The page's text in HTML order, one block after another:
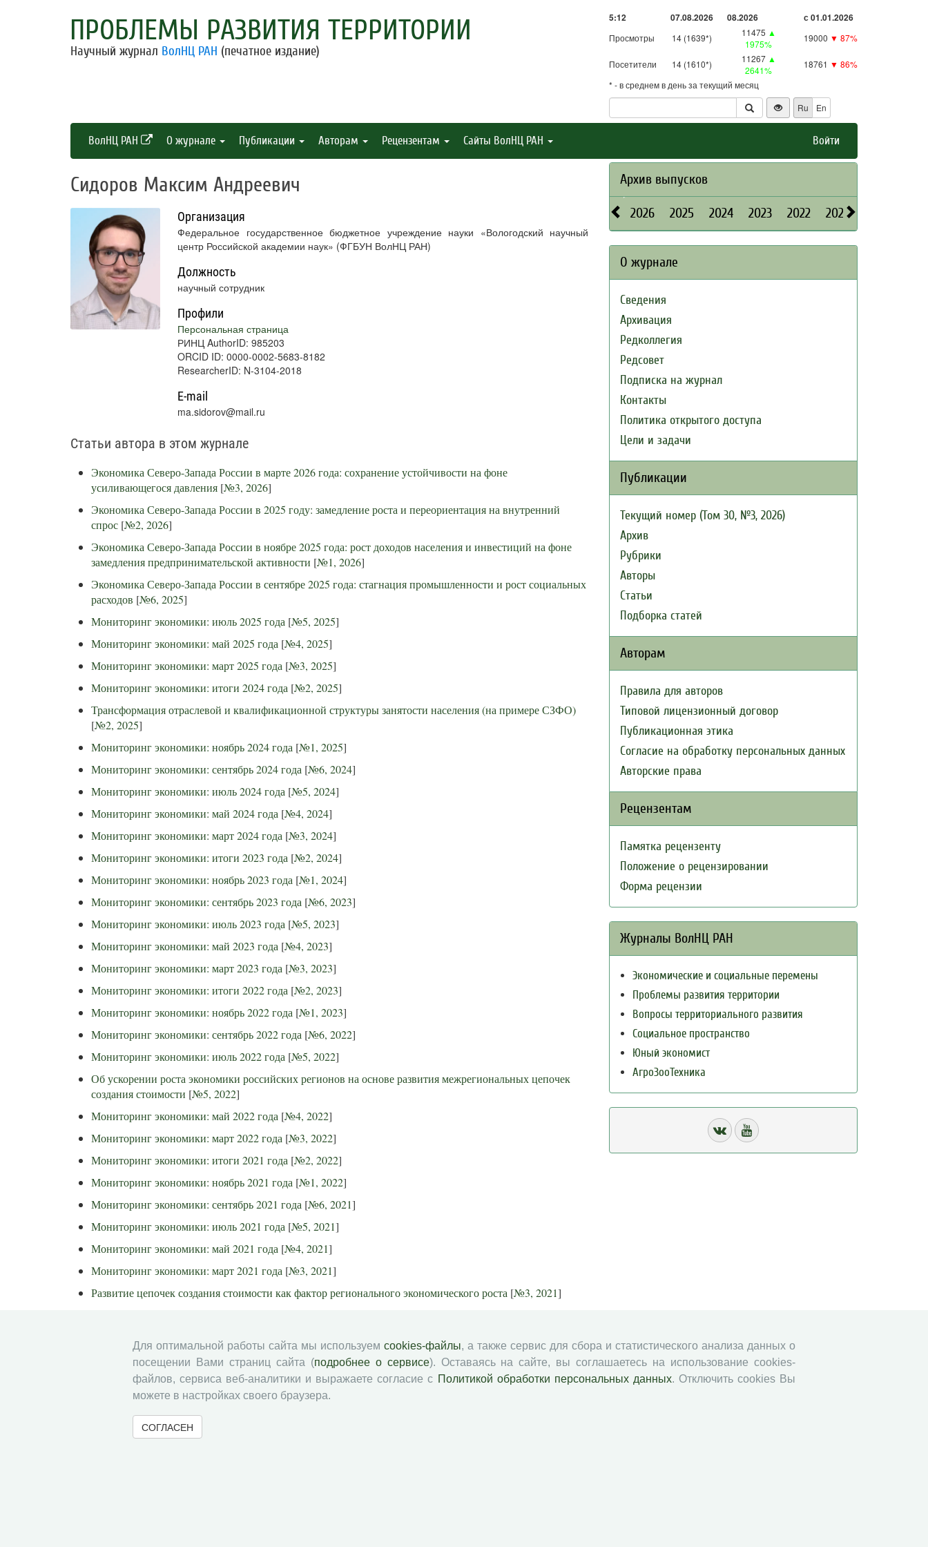
ПРОБЛЕМЫ РАЗВИТИЯ ТЕРРИТОРИИ
Научный журнал ВолНЦ РАН (печатное издание)
5:12 07.08.2026 08.2026 с 01.01.2026
Просмотры 14 (1639*) 11475 ▲
1975%
19000 ▼ 87%
Посетители 14 (1610*) 11267 ▲
2641%
18761 ▼ 86%
* - в среднем в день за текущий месяц
Ru
En
ВолНЦ РАН О журнале Публикации Авторам Рецензентам Сайты ВолНЦ РАН Войти
Сидоров Максим Андреевич
Организация
Федеральное государственное бюджетное учреждение науки «Вологодский научный
центр Российской академии наук» (ФГБУН ВолНЦ РАН)
Должность
научный сотрудник
Профили
Персональная страница
РИНЦ AuthorID: 985203
ORCID ID: 0000-0002-5683-8182
ResearcherID: N-3104-2018
E-mail
ma.sidorov@mail.ru
Статьи автора в этом журнале
Экономика Северо-Запада России в марте 2026 года: сохранение устойчивости на фоне
усиливающегося давления [№3, 2026]
Экономика Северо-Запада России в 2025 году: замедление роста и переориентация на внутренний
спрос [№2, 2026]
Экономика Северо-Запада России в ноябре 2025 года: рост доходов населения и инвестиций на фоне
замедления предпринимательской активности [№1, 2026]
Экономика Северо-Запада России в сентябре 2025 года: стагнация промышленности и рост социальных
расходов [№6, 2025]
Мониторинг экономики: июль 2025 года [№5, 2025]
Мониторинг экономики: май 2025 года [№4, 2025]
Мониторинг экономики: март 2025 года [№3, 2025]
Мониторинг экономики: итоги 2024 года [№2, 2025]
Трансформация отраслевой и квалификационной структуры занятости населения (на примере СЗФО)
[№2, 2025]
Мониторинг экономики: ноябрь 2024 года [№1, 2025]
Мониторинг экономики: сентябрь 2024 года [№6, 2024]
Мониторинг экономики: июль 2024 года [№5, 2024]
Мониторинг экономики: май 2024 года [№4, 2024]
Мониторинг экономики: март 2024 года [№3, 2024]
Мониторинг экономики: итоги 2023 года [№2, 2024]
Мониторинг экономики: ноябрь 2023 года [№1, 2024]
Мониторинг экономики: сентябрь 2023 года [№6, 2023]
Мониторинг экономики: июль 2023 года [№5, 2023]
Мониторинг экономики: май 2023 года [№4, 2023]
Мониторинг экономики: март 2023 года [№3, 2023]
Мониторинг экономики: итоги 2022 года [№2, 2023]
Мониторинг экономики: ноябрь 2022 года [№1, 2023]
Мониторинг экономики: сентябрь 2022 года [№6, 2022]
Мониторинг экономики: июль 2022 года [№5, 2022]
Об ускорении роста экономики российских регионов на основе развития межрегиональных цепочек
создания стоимости [№5, 2022]
Мониторинг экономики: май 2022 года [№4, 2022]
Мониторинг экономики: март 2022 года [№3, 2022]
Мониторинг экономики: итоги 2021 года [№2, 2022]
Мониторинг экономики: ноябрь 2021 года [№1, 2022]
Мониторинг экономики: сентябрь 2021 года [№6, 2021]
Мониторинг экономики: июль 2021 года [№5, 2021]
Мониторинг экономики: май 2021 года [№4, 2021]
Мониторинг экономики: март 2021 года [№3, 2021]
Развитие цепочек создания стоимости как фактор регионального экономического роста [№3, 2021]
Мониторинг экономики: сентябрь 2020 года[ №6, 2020]
Мониторинг экономики: июль 2020 года[№5, 2020]
Мониторинг экономики: май 2020 года [№4, 2020]
Мониторинг экономики: май 2020 года
Архив выпусков
2026 2025 2024 2023 2022 2021
О журнале
Сведения
Архивация
Редколлегия
Редсовет
Подписка на журнал
Контакты
Политика открытого доступа
Цели и задачи
Публикации
Текущий номер (Том 30, №3, 2026)
Архив
Рубрики
Авторы
Статьи
Подборка статей
Авторам
Правила для авторов
Типовой лицензионный договор
Публикационная этика
Согласие на обработку персональных данных
Авторские права
Рецензентам
Памятка рецензенту
Положение о рецензировании
Форма рецензии
Журналы ВолНЦ РАН
Экономические и социальные перемены
Проблемы развития территории
Вопросы территориального развития
Социальное пространство
Юный экономист
АгроЗооТехника
Для оптимальной работы сайта мы используем cookies-файлы, а также сервис для сбора и статистического анализа данных о
посещении Вами страниц сайта (подробнее о сервисе). Оставаясь на сайте, вы соглашаетесь на использование cookies-
файлов, сервиса веб-аналитики и выражаете согласие с Политикой обработки персональных данных. Отключить cookies Вы
можете в настройках своего браузера.
СОГЛАСЕН